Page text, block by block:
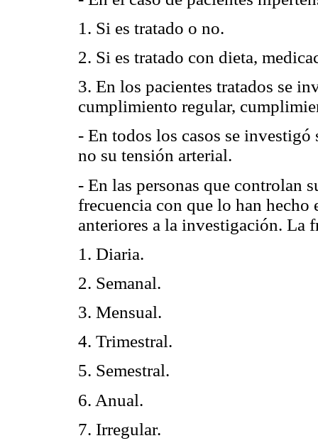
1. Si es tratado o no.
2. Si es tratado con dieta,
3. En los pacientes tratados se
cumplimiento regular,
- En todos los casos se
no su tensión arterial.
- En las personas que controlan
frecuencia con que lo han
anteriores a la investigación. La
1. Diaria.
2. Semanal.
3. Mensual.
4. Trimestral.
5. Semestral.
6. Anual.
7. Irregular.